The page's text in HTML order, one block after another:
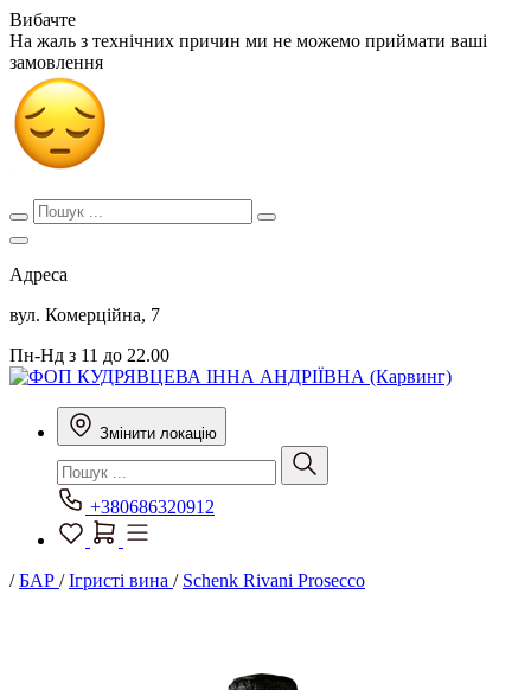
Вибачте
На жаль з технічних причин ми не можемо приймати ваші
замовлення
Адреса
вул. Комерційна, 7
Пн-Нд з 11 до 22.00
Змінити локацію
+380686320912
/БАР /Ігристі вина / Schenk Rivani Prosecco